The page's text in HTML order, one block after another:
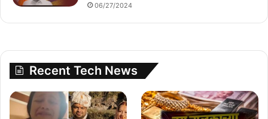
06/27/2024
Recent Tech News